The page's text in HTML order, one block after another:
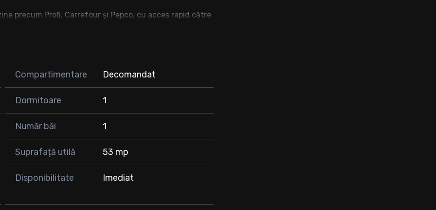
precum Profi, Carrefour și Pepco, cu acces rapid către
superioară)
Compartimentare Decomandat
Dormitoare 1
Număr băi 1
Suprafață utilă 53 mp
Disponibilitate Imediat